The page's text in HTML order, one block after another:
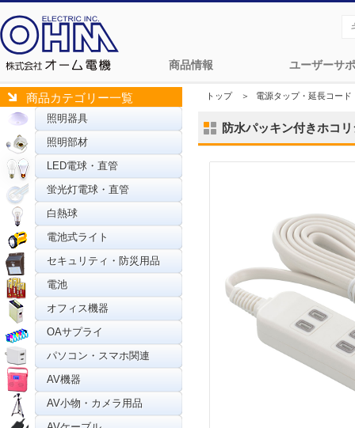
商品情報 ユーザーサ
商品カテゴリー一覧
照明器具
照明部材
LED電球・直管
蛍光灯電球・直管
白熱球
電池式ライト
セキュリティ・防災用品
電池
オフィス機器
OAサプライ
パソコン・スマホ関連
AV機器
AV小物・カメラ用品
トップ＞ 電源タップ・延長コード
防水パッキン付きホコ